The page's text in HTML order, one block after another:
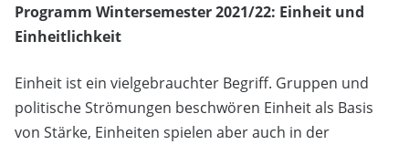
Programm Wintersemester 2021/22: Einheit und
Einheitlichkeit
Einheit ist ein vielgebrauchter Begriff. Gruppen und
politische Strömungen beschwören Einheit als Basis
von Stärke, Einheiten spielen aber auch in der